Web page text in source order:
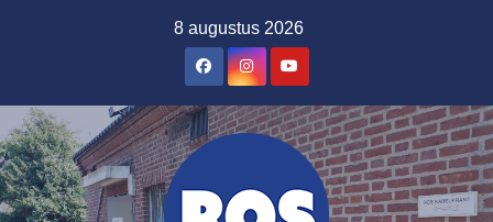
inhoud
8 augustus 2026